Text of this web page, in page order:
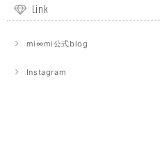
Link
mi∞mi公式blog
Instagram